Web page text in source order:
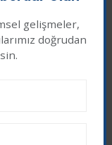
2006 –
kabul
gelişmeler,
doğrudan